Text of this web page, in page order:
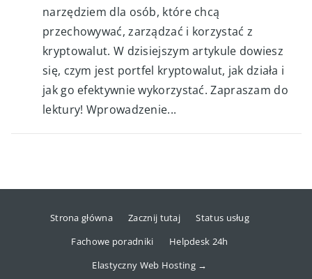
narzędziem dla osób, które chcą
przechowywać, zarządzać i korzystać z
kryptowalut. W dzisiejszym artykule dowiesz
się, czym jest portfel kryptowalut, jak działa i
jak go efektywnie wykorzystać. Zapraszam do
lektury! Wprowadzenie...
Strona główna Zacznij tutaj
Status usług
Fachowe poradniki
Helpdesk 24h
Elastyczny Web Hosting →